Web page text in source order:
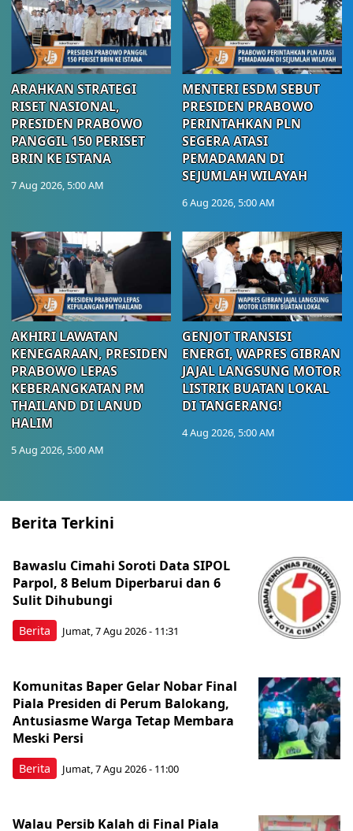
ARAHKAN STRATEGI
RISET NASIONAL,
PRESIDEN PRABOWO
PANGGIL 150 PERISET
BRIN KE ISTANA
7 Aug 2026, 5:00 AM
MENTERI ESDM SEBUT
PRESIDEN PRABOWO
PERINTAHKAN PLN
SEGERA ATASI
PEMADAMAN DI
SEJUMLAH WILAYAH
6 Aug 2026, 5:00 AM
AKHIRI LAWATAN
KENEGARAAN, PRESIDEN
PRABOWO LEPAS
KEBERANGKATAN PM
THAILAND DI LANUD
HALIM
5 Aug 2026, 5:00 AM
GENJOT TRANSISI
ENERGI, WAPRES GIBRAN
JAJAL LANGSUNG MOTOR
LISTRIK BUATAN LOKAL
DI TANGERANG!
4 Aug 2026, 5:00 AM
Berita Terkini
Berita
Bawaslu Cimahi Soroti Data SIPOL
Parpol, 8 Belum Diperbarui dan 6
Sulit Dihubungi
Jumat, 7 Agu 2026 - 11:31
Berita
Komunitas Baper Gelar Nobar Final
Piala Presiden di Perum Balokang,
Antusiasme Warga Tetap Membara
Meski Persi
Jumat, 7 Agu 2026 - 11:00
Walau Persib Kalah di Final Piala